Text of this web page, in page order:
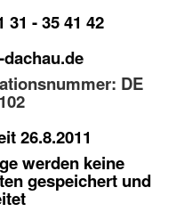
31 - 35 41 42
DE
26.8.2011
werden keine
gespeichert und